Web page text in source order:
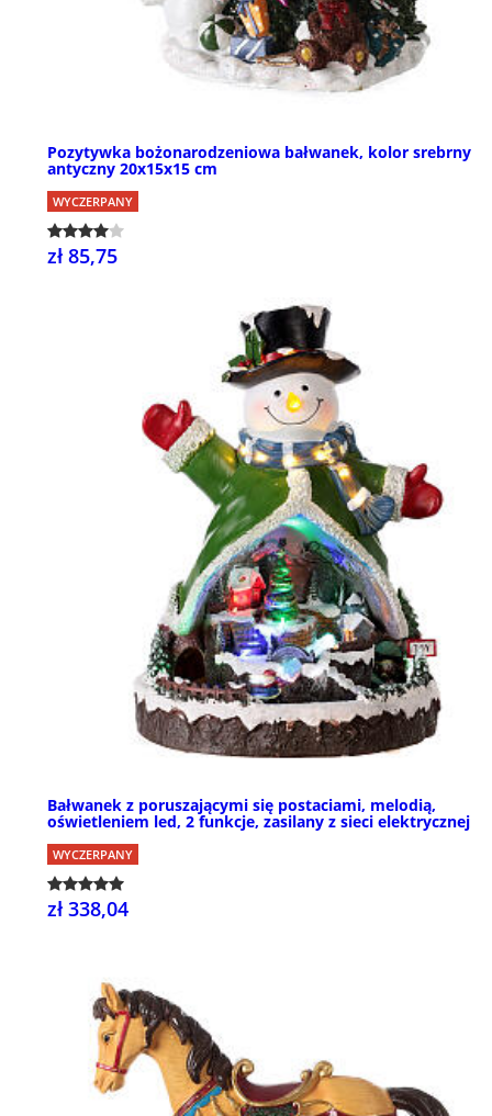
Pozytywka bożonarodzeniowa bałwanek, kolor srebrny
antyczny 20x15x15 cm
WYCZERPANY
zł 85,75
Bałwanek z poruszającymi się postaciami, melodią,
oświetleniem led, 2 funkcje, zasilany z sieci elektrycznej
WYCZERPANY
zł 338,04